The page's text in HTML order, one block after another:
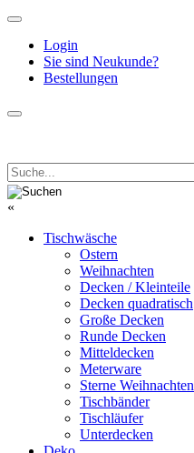
Login
Sie sind Neukunde?
Bestellungen
«
Tischwäsche
Ostern
Weihnachten
Decken / Kleinteile
Decken quadratisch
Große Decken
Runde Decken
Mitteldecken
Meterware
Sterne Weihnachten
Tischbänder
Tischläufer
Unterdecken